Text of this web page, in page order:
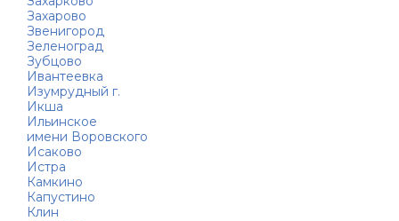
Захарово
Звенигород
Зеленоград
Зубцово
Ивантеевка
Изумрудный г.
Икша
Ильинское
имени Воровского
Исаково
Истра
Камкино
Капустино
Клин